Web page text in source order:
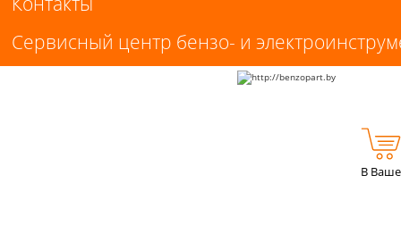
Сервисный центр бензо- и
В